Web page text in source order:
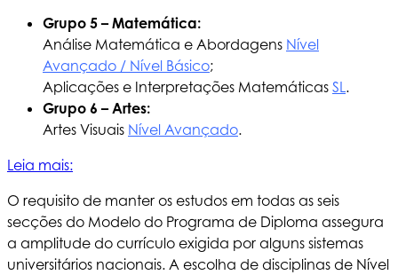
Grupo 5 – Matemática:
Análise Matemática e Abordagens Nível
Avançado / Nível Básico;
Aplicações e Interpretações Matemáticas SL.
Grupo 6 – Artes:
Artes Visuais Nível Avançado.
Leia mais:
O requisito de manter os estudos em todas as seis
secções do Modelo do Programa de Diploma assegura
a amplitude do currículo exigida por alguns sistemas
universitários nacionais. A escolha de disciplinas de Nível